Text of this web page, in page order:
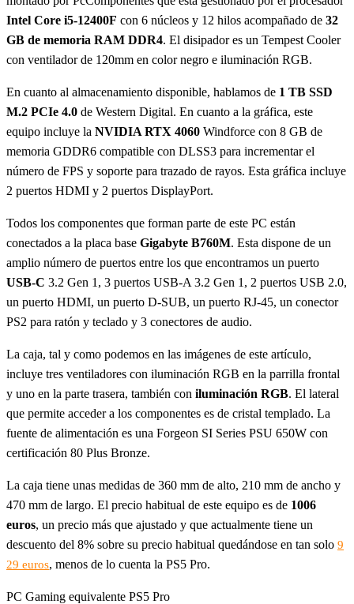
Intel Core i5-12400F con 6 núcleos y 12 hilos acompañado de 32
GB de memoria RAM DDR4. El disipador es un Tempest Cooler
con ventilador de 120mm en color negro e iluminación RGB.
En cuanto al almacenamiento disponible, hablamos de 1 TB SSD
M.2 PCIe 4.0 de Western Digital. En cuanto a la gráfica, este
equipo incluye la NVIDIA RTX 4060 Windforce con 8 GB de
memoria GDDR6 compatible con DLSS3 para incrementar el
número de FPS y soporte para trazado de rayos. Esta gráfica incluye
2 puertos HDMI y 2 puertos DisplayPort.
Todos los componentes que forman parte de este PC están
conectados a la placa base Gigabyte B760M. Esta dispone de un
amplio número de puertos entre los que encontramos un puerto
USB-C 3.2 Gen 1, 3 puertos USB-A 3.2 Gen 1, 2 puertos USB 2.0,
un puerto HDMI, un puerto D-SUB, un puerto RJ-45, un conector
PS2 para ratón y teclado y 3 conectores de audio.
La caja, tal y como podemos en las imágenes de este artículo,
incluye tres ventiladores con iluminación RGB en la parrilla frontal
y uno en la parte trasera, también con iluminación RGB. El lateral
que permite acceder a los componentes es de cristal templado. La
fuente de alimentación es una Forgeon SI Series PSU 650W con
certificación 80 Plus Bronze.
La caja tiene unas medidas de 360 mm de alto, 210 mm de ancho y
470 mm de largo. El precio habitual de este equipo es de 1006
euros, un precio más que ajustado y que actualmente tiene un
descuento del 8% sobre su precio habitual quedándose en tan solo 9
29 euros, menos de lo cuenta la PS5 Pro.
PC Gaming equivalente PS5 Pro